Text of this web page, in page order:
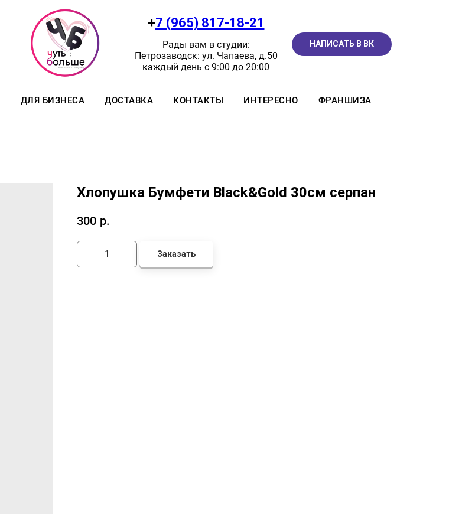
+7 (965) 817-18-21
Рады вам в студии:
Петрозаводск: ул. Чапаева, д.50
каждый день с 9:00 до 20:00
НАПИСАТЬ В ВК
ДЛЯ БИЗНЕСА ДОСТАВКА КОНТАКТЫ ИНТЕРЕСНО ФРАНШИЗА
Хлопушка Бумфети Black&Gold 30см серпан
300 р.
Заказать